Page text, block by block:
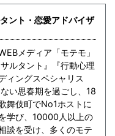
ント・恋愛アドバイザ
メディア「モテモ」
ルタント』『行動心理
ィングスペシャリス
い思春期を過ごし、18
舞伎町でNo1ホストに
学び、10000人以上の
談を受け、多くのモテ